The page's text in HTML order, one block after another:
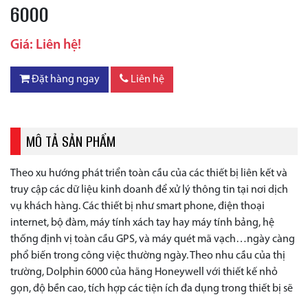
6000
Giá: Liên hệ!
Đặt hàng ngay Liên hệ
MÔ TẢ SẢN PHẨM
Theo xu hướng phát triển toàn cầu của các thiết bị liên kết và
truy cập các dữ liệu kinh doanh để xử lý thông tin tại nơi dịch
vụ khách hàng. Các thiết bị như smart phone, điện thoại
internet, bộ đàm, máy tính xách tay hay máy tính bảng, hệ
thống định vị toàn cầu GPS, và máy quét mã vạch…ngày càng
phổ biến trong công việc thường ngày. Theo nhu cầu của thị
trường, Dolphin 6000 của hãng Honeywell với thiết kế nhỏ
gọn, độ bền cao, tích hợp các tiện ích đa dụng trong thiết bị sẽ